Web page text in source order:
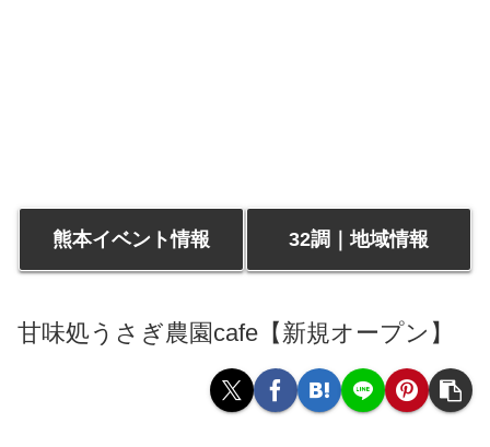
熊本イベント情報 32調｜地域情報
甘味処うさぎ農園cafe【新規オープン】